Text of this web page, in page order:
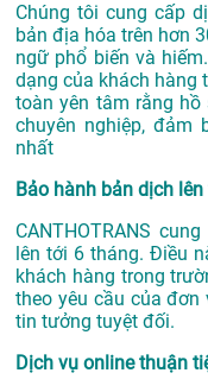
Chúng tôi cung cấp
bản địa hóa trên hơn
ngữ phổ biến và
dạng của khách hàng
toàn yên tâm rằng
chuyên nghiệp, đảm
nhất
Bảo hành bản dịch
CANTHOTRANS
lên tới 6 tháng. Điều
khách hàng trong
theo yêu cầu của
tin tưởng tuyệt đối.
Dịch vụ online thuận